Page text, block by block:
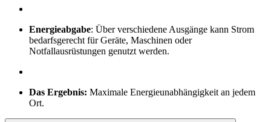
Energieabgabe: Über verschiedene Ausgänge kann Strom
bedarfsgerecht für Geräte, Maschinen oder
Notfallausrüstungen genutzt werden.
Das Ergebnis: Maximale Energieunabhängigkeit an jedem
Ort.